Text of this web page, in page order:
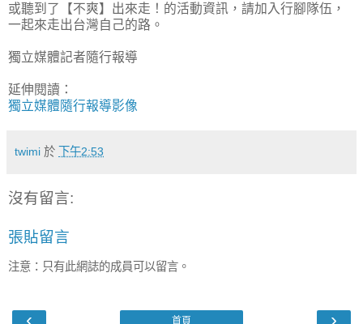
或聽到了【不爽】出來走！的活動資訊，請加入行腳隊伍，
一起來走出台灣自己的路。
獨立媒體記者隨行報導
延伸閱讀：
獨立媒體隨行報導影像
twimi 於 下午2:53
沒有留言:
張貼留言
注意：只有此網誌的成員可以留言。
首頁